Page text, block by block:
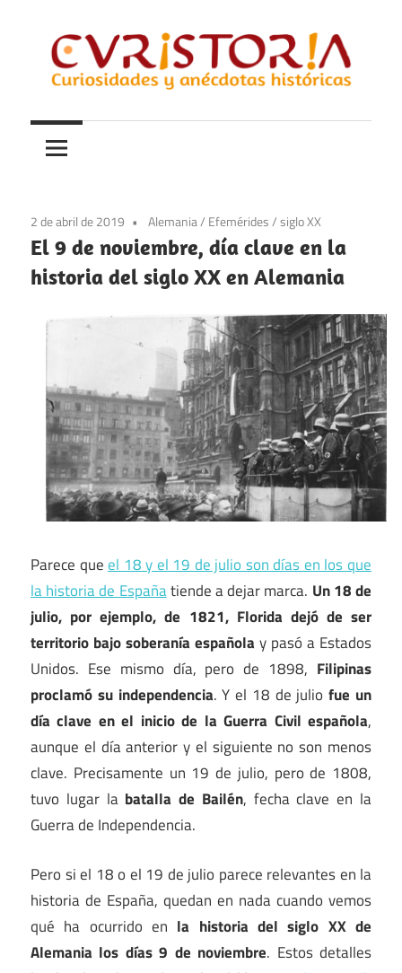
contenido
Curistoria
y
anécdotas
historia
2 de abril de 2019 Alemania/ Efemérides/siglo XX
El 9 de noviembre, día clave en la
historia del siglo XX en Alemania
Parece queel 18 y el 19 de julio son días en los que
la historia de Españatiende a dejar marca. Un 18 de
julio, por ejemplo, de 1821, Florida dejó de ser
territorio bajo soberanía española y pasó a Estados
Unidos. Ese mismo día, pero de 1898, Filipinas
proclamó su independencia. Y el 18 de juliofue un
día clave en el inicio de la Guerra Civil española,
aunque el día anterior y el siguiente no son menos
clave. Precisamente un 19 de julio, pero de 1808,
tuvo lugar la batalla de Bailén, fecha clave en la
Guerra de Independencia.
Pero si el 18 o el 19 de julio parece relevantes en la
historia de España, quedan en nada cuando vemos
qué ha ocurrido en la historia del siglo XX de
Alemania los días 9 de noviembre. Estos detalles